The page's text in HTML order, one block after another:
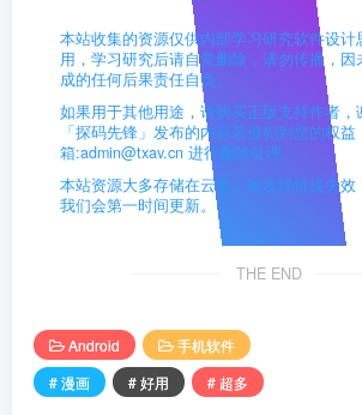
本站收集的资源仅供内部学习研究软件设计
用，学习研究后请自觉删除，请勿传播，因
成的任何后果责任自负。
如果用于其他用途，请购买正版支持作者，
「探码先锋」发布的内容若侵犯到您的权
箱:admin@txav.cn 进行删除处理。
本站资源大多存储在云盘，如发现链接失效
我们会第一时间更新。
THE END
Android
手机软件
# 漫画
# 好用 # 超多